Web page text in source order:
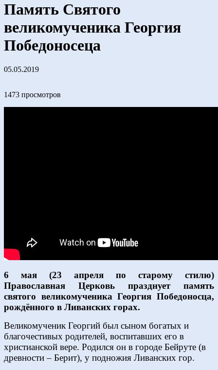
Память Святого
великомученика Георгия
Победоносеца
05.05.2019
1473 просмотров
6 мая (23 апреля по старому стилю)
Православная Церковь празднует память
святого великомученика Георгия Победоносца,
рождённого в Ливанских горах.
Великомученик Георгий был сыном богатых и
благочестивых родителей, воспитавших его в
христианской вере. Родился он в городе Бейруте (в
древности – Берит), у подножия Ливанских гор.